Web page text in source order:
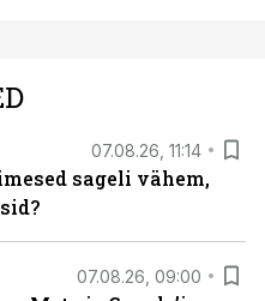
07.08.26, 11:14
sageli vähem,
07.08.26, 09:00